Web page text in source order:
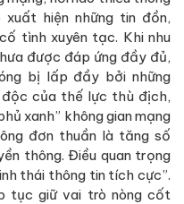
hiện những tin đồn,
tình xuyên tạc. Khi nhu
được đáp ứng đầy đủ,
bị lấp đầy bởi những
độc của thế lực thù địch,
xanh” không gian mạng
đơn thuần là tăng số
thông. Điều quan trọng
thái thông tin tích cực”.
tục giữ vai trò nòng cốt